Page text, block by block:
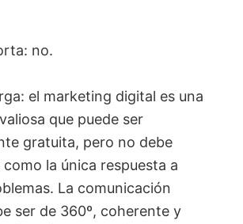
no.
el marketing digital es una
que puede ser
gratuita, pero no debe
la única respuesta a
La comunicación
ser de 360º, coherente y